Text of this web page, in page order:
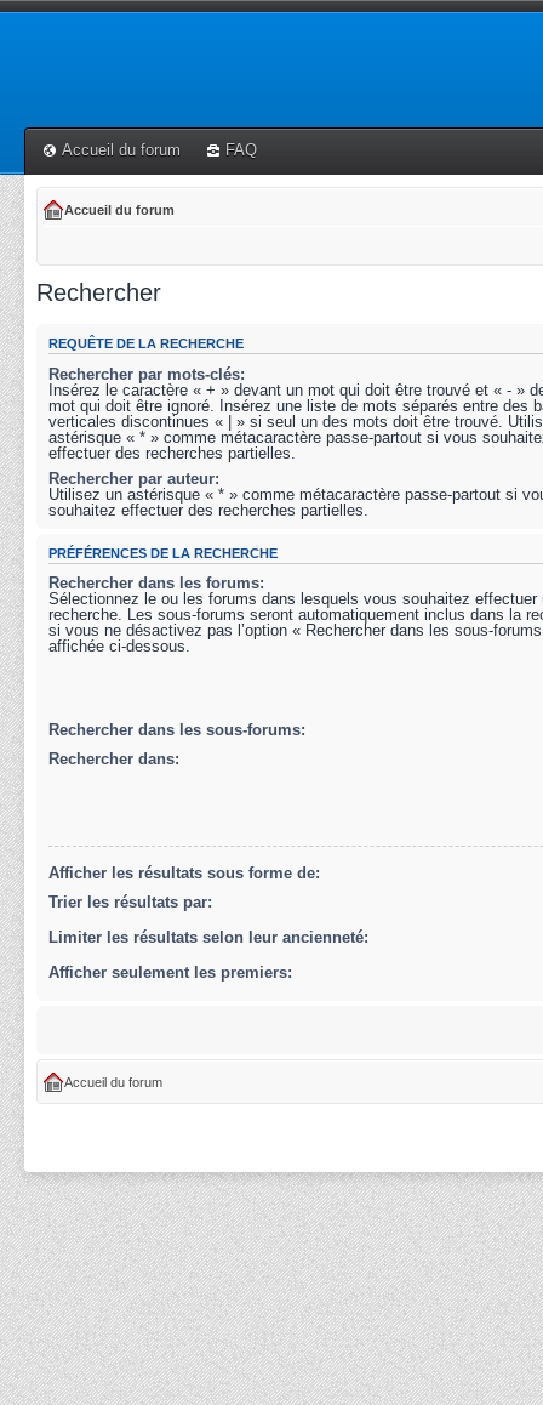
Accueil du forum FAQ
Accueil du forum
Rechercher
REQUÊTE DE LA RECHERCHE
Rechercher par mots-clés:
Insérez le caractère « + » devant un mot qui doit être trouvé et « - »
mot qui doit être ignoré. Insérez une liste de mots séparés entre des
verticales discontinues « | » si seul un des mots doit être trouvé.
astérisque « * » comme métacaractère passe-partout si vous
effectuer des recherches partielles.
Rechercher par auteur:
Utilisez un astérisque « * » comme métacaractère passe-partout si
souhaitez effectuer des recherches partielles.
PRÉFÉRENCES DE LA RECHERCHE
Rechercher dans les forums:
Sélectionnez le ou les forums dans lesquels vous souhaitez effectuer
recherche. Les sous-forums seront automatiquement inclus dans la
si vous ne désactivez pas l’option « Rechercher dans les sous-
affichée ci-dessous.
Rechercher dans les sous-forums:
Rechercher dans:
Afficher les résultats sous forme de:
Trier les résultats par:
Limiter les résultats selon leur ancienneté:
Afficher seulement les premiers:
Accueil du forum